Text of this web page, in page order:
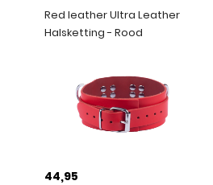
Red leather Ultra Leather
Halsketting - Rood
44,95